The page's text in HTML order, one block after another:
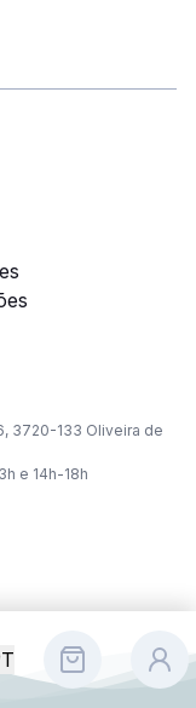
3720-133 Oliveira de
e 14h-18h